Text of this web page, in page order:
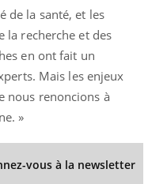
de la santé, et les
la recherche et des
en ont fait un
Mais les enjeux
nous renoncions à
»
vous à la newsletter